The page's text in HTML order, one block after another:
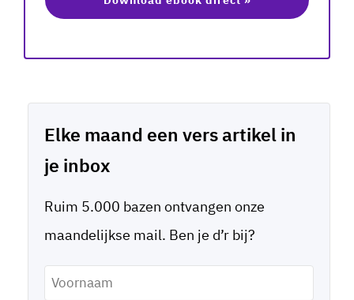
Elke maand een vers artikel in
je inbox
Ruim 5.000 bazen ontvangen onze
maandelijkse mail. Ben je d’r bij?
Voornaam *